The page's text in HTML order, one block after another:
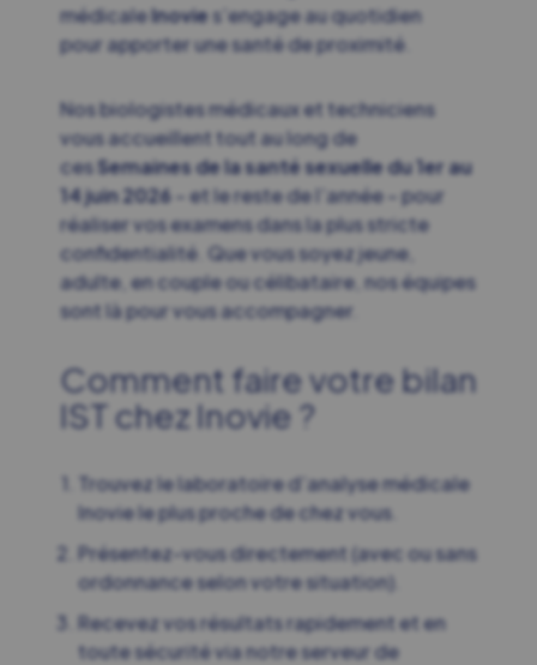
médicaleInovies’engage au quotidien
pour apporter une santé de proximité.
Nos biologistes médicaux et techniciens
vous accueillent tout au long de
cesSemaines de la santé sexuelle du 1er au
14 juin 2026 – et le reste de l’année – pour
réaliser vos examens dans la plus stricte
confidentialité. Que vous soyez jeune,
adulte, en couple ou célibataire, nos équipes
sont là pour vous accompagner.
Comment faire votre bilan
IST chezInovie ?
Trouvez le laboratoire d’analyse médicale
Inovie le plus proche de chez vous.
Présentez-vous directement (avec ou sans
ordonnance selon votre situation).
Recevez vos résultats rapidement et en
toute sécurité via notre serveur de